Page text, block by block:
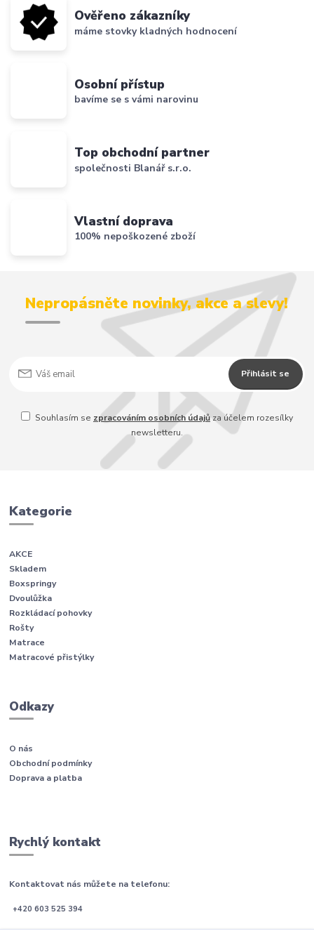
Ověřeno zákazníky
máme stovky kladných hodnocení
Osobní přístup
bavíme se s vámi narovinu
Top obchodní partner
společnosti Blanář s.r.o.
Vlastní doprava
100% nepoškozené zboží
Nepropásněte novinky, akce a slevy!
Přihlásit se
Souhlasím se zpracováním osobních údajůza účelem rozesílky
newsletteru.
Kategorie
AKCE
Skladem
Boxspringy
Dvoulůžka
Rozkládací pohovky
Rošty
Matrace
Matracové přistýlky
Odkazy
O nás
Obchodní podmínky
Doprava a platba
Rychlý kontakt
Kontaktovat nás můžete na telefonu:
+420 603 525 394
Po-Pá (08:00 - 21:00)